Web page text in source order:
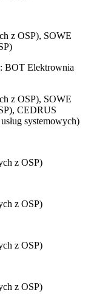
z OSP), SOWE
BOT Elektrownia
z OSP), SOWE
CEDRUS
systemowych)
z OSP)
z OSP)
z OSP)
z OSP)